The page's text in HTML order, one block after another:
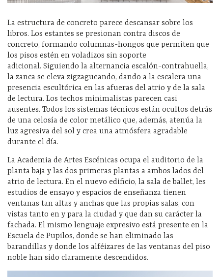
La estructura de concreto parece descansar sobre los
libros. Los estantes se presionan contra discos de
concreto, formando columnas-hongos que permiten que
los pisos estén en voladizos sin soporte
adicional. Siguiendo la alternancia escalón-contrahuella,
la zanca se eleva zigzagueando, dando a la escalera una
presencia escultórica en las afueras del atrio y de la sala
de lectura. Los techos minimalistas parecen casi
ausentes. Todos los sistemas técnicos están ocultos detrás
de una celosía de color metálico que, además, atenúa la
luz agresiva del sol y crea una atmósfera agradable
durante el día.
La Academia de Artes Escénicas ocupa el auditorio de la
planta baja y las dos primeras plantas a ambos lados del
atrio de lectura. En el nuevo edificio, la sala de ballet, les
estudios de ensayo y espacios de enseñanza tienen
ventanas tan altas y anchas que las propias salas, con
vistas tanto en y para la ciudad y que dan su carácter la
fachada. El mismo lenguaje expresivo está presente en la
Escuela de Pupilos, donde se han eliminado las
barandillas y donde los alféizares de las ventanas del piso
noble han sido claramente descendidos.